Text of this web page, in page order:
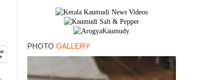
PHOTO GALLERY